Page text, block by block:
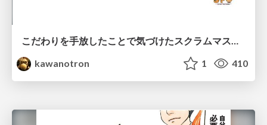
こだわりを手放したことで気づけたスクラムマスターとしての振る舞い
kawanotron
1 410